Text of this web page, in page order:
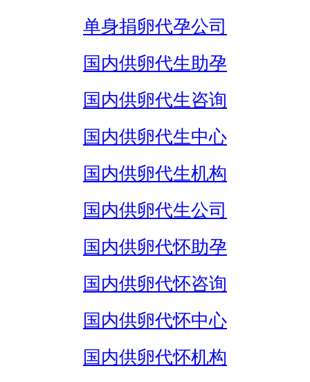
单身捐卵代孕公司
国内供卵代生助孕
国内供卵代生咨询
国内供卵代生中心
国内供卵代生机构
国内供卵代生公司
国内供卵代怀助孕
国内供卵代怀咨询
国内供卵代怀中心
国内供卵代怀机构